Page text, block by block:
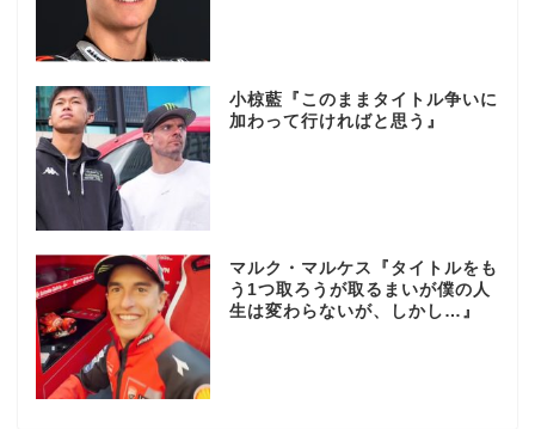
小椋藍『このままタイトル争いに
加わって行ければと思う』
マルク・マルケス『タイトルをも
う1つ取ろうが取るまいが僕の人
生は変わらないが、しかし…』